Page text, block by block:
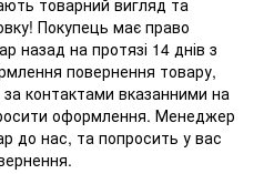
Покупець має право
назад на протязі 14 днів з
повернення товару,
за контактами вказанними на
оформлення. Менеджер
до нас, та попросить у вас